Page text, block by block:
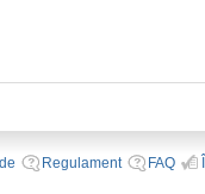
Regulament FAQ